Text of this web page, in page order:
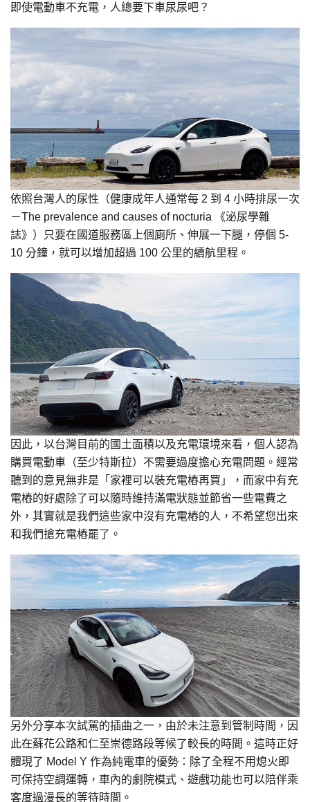
即使電動車不充電，人總要下車尿尿吧？
依照台灣人的尿性（健康成年人通常每 2 到 4 小時排尿一次
－The prevalence and causes of nocturia 《泌尿學雜
誌》）只要在國道服務區上個廁所、伸展一下腿，停個 5-
10 分鐘，就可以增加超過 100 公里的續航里程。
因此，以台灣目前的國土面積以及充電環境來看，個人認為
購買電動車（至少特斯拉）不需要過度擔心充電問題。經常
聽到的意見無非是「家裡可以裝充電樁再買」，而家中有充
電樁的好處除了可以隨時維持滿電狀態並節省一些電費之
外，其實就是我們這些家中沒有充電樁的人，不希望您出來
和我們搶充電樁罷了。
另外分享本次試駕的插曲之一，由於未注意到管制時間，因
此在蘇花公路和仁至崇德路段等候了較長的時間。這時正好
體現了 Model Y 作為純電車的優勢：除了全程不用熄火即
可保持空調運轉，車內的劇院模式、遊戲功能也可以陪伴乘
客度過漫長的等待時間。